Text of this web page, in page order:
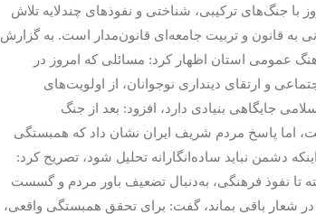
با جنگ‌های ترکیبی، شناختی و نفوذهای چندلایه تلاش
به قانون و تربیت جامعه‌ای قانون‌مدار است. به گزارش
عمومی استان اظهار کرد: مسائلی که امروز در
و ارتقای دینداری نوجوانان، از اولویت‌های
جایگاهی بنیادی دارد، افزود: بعد از جنگ
اما پاسخ مردم شریف ایران نشان داد که همبستگی
دشمن نباید ساده‌انگارانه تحلیل شود، تصریح کرد:
تا نفوذ فرهنگی، به‌دنبال تضعیف باور مردم و گسست
شعار باقی بماند، گفت: برای تحقق همبستگی واقعی،